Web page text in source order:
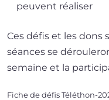
peuvent réaliser
Ces défis et les
séances se
semaine et la
Fiche de défis Téléthon-